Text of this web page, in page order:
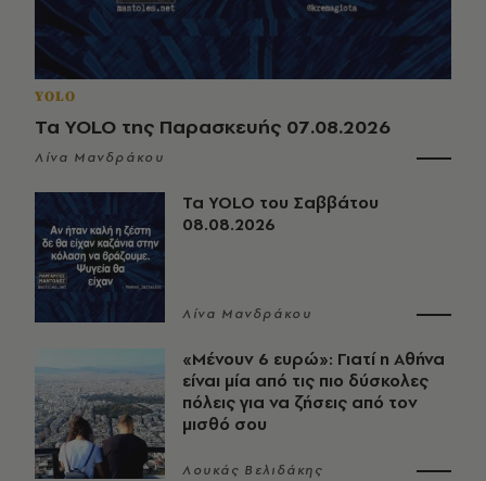
YOLO
Τα YOLO της Παρασκευής 07.08.2026
Λίνα Μανδράκου
Τα YOLO του Σαββάτου
08.08.2026
Λίνα Μανδράκου
«Μένουν 6 ευρώ»: Γιατί η Αθήνα
είναι μία από τις πιο δύσκολες
πόλεις για να ζήσεις από τον
μισθό σου
Λουκάς Βελιδάκης